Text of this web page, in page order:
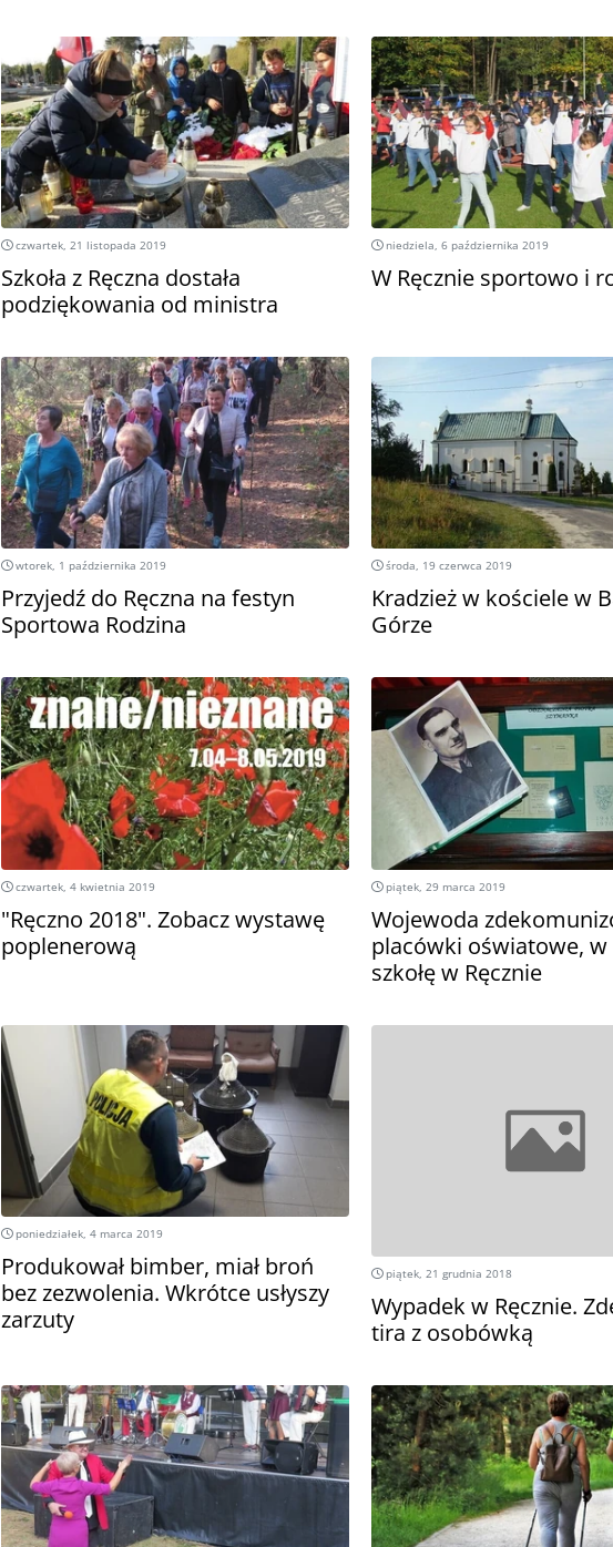
czwartek, 21 listopada 2019
Szkoła z Ręczna dostała
podziękowania od ministra
niedziela, 6 października 2019
W Ręcznie sportowo i
wtorek, 1 października 2019
Przyjedź do Ręczna na festyn
Sportowa Rodzina
środa, 19 czerwca 2019
Kradzież w kościele w
Górze
czwartek, 4 kwietnia 2019
"Ręczno 2018". Zobacz wystawę
poplenerową
piątek, 29 marca 2019
Wojewoda
placówki oświatowe,
szkołę w Ręcznie
poniedziałek, 4 marca 2019
Produkował bimber, miał broń
bez zezwolenia. Wkrótce usłyszy
zarzuty
piątek, 21 grudnia 2018
Wypadek w Ręcznie.
tira z osobówką